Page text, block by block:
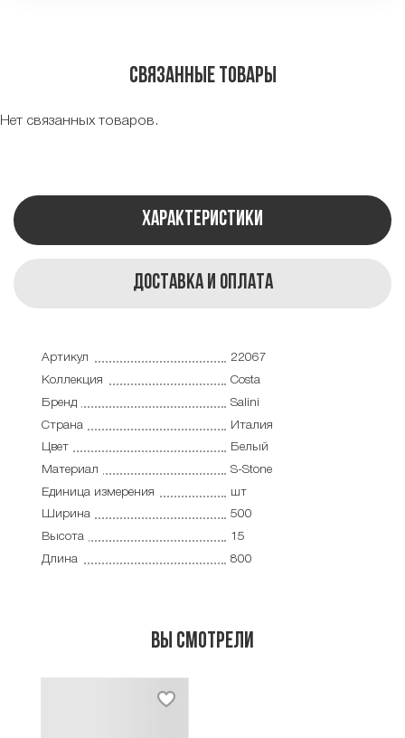
Связанные товары
Нет связанных товаров.
Характеристики
Доставка и оплата
Артикул
22067
Коллекция
Costa
Бренд
Salini
Страна
Италия
Цвет
Белый
Материал
S-Stone
Единица измерения
шт
Ширина
500
Высота
15
Длина
800
Вы смотрели